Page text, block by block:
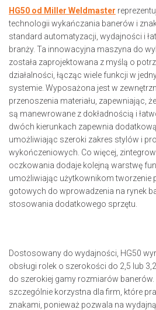
HG50 od Miller Weldmaster
technologii wykańczania banerów i
standard automatyzacji, wydajności i
branży. Ta innowacyjna maszyna do
została zaprojektowana z myślą o
działalności, łącząc wiele funkcji w
systemie. Wyposażona jest w
przenoszenia materiału, zapewniając,
są manewrowane z dokładnością i
dwóch kierunkach zapewnia
umożliwiając szeroki zakres stylów i
wykończeniowych. Co więcej,
oczkowania dodaje kolejną warstwę
umożliwiając użytkownikom tworzenie
gotowych do wprowadzenia na rynek
stosowania dodatkowego sprzętu.
Dostosowany do wydajności, HG50
obsługi rolek o szerokości do 2,5 lub
do szerokiej gamy rozmiarów
szczególnie korzystna dla firm, które
znakami, ponieważ pozwala na